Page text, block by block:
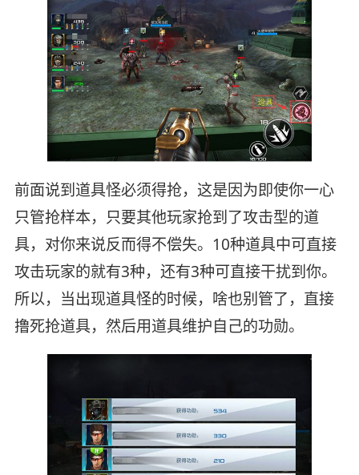
前面说到道具怪必须得抢，这是因为即使你一心
只管抢样本，只要其他玩家抢到了攻击型的道
具，对你来说反而得不偿失。10种道具中可直接
攻击玩家的就有3种，还有3种可直接干扰到你。
所以，当出现道具怪的时候，啥也别管了，直接
撸死抢道具，然后用道具维护自己的功勋。